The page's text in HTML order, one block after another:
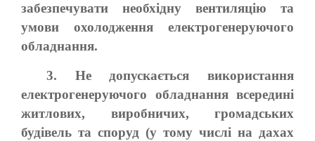
забезпечувати необхідну вентиляцію та
умови охолодження електрогенеруючого
обладнання.
3. Не допускається використання
електрогенеруючого обладнання всередині
житлових, виробничих, громадських
будівель та споруд (у тому числі на дахах